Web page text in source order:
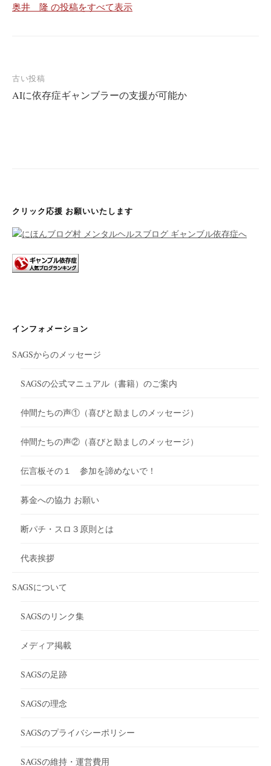
奥井 隆 の投稿をすべて表示
シ
ョ
ン
古い投稿
AIに依存症ギャンブラーの支援が可能か
クリック応援 お願いいたします
インフォメーション
SAGSからのメッセージ
SAGSの公式マニュアル（書籍）のご案内
仲間たちの声①（喜びと励ましのメッセージ）
仲間たちの声②（喜びと励ましのメッセージ）
伝言板その１ 参加を諦めないで！
募金への協力 お願い
断パチ・スロ３原則とは
代表挨拶
SAGSについて
SAGSのリンク集
メディア掲載
SAGSの足跡
SAGSの理念
SAGSのプライバシーポリシー
SAGSの維持・運営費用